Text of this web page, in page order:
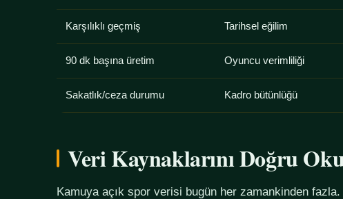
Karşılıklı geçmiş Tarihsel eğilim
90 dk başına üretim Oyuncu verimliliği
Sakatlık/ceza durumu Kadro bütünlüğü
Veri Kaynaklarını Doğru
Kamuya açık spor verisi bugün her zamankinden